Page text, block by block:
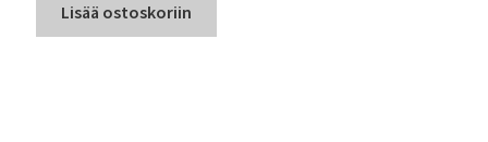
Lisää ostoskoriin